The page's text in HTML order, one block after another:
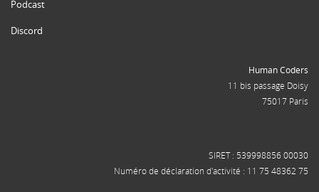
Podcast
Discord
Human Coders
11 bis passage Doisy
75017 Paris
SIRET : 539998856 00030
Numéro de déclaration d'activité : 11 75 48362 75